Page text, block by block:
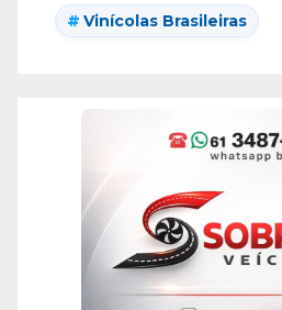
Vinícolas Brasileiras